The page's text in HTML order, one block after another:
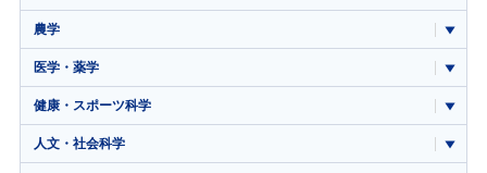
農学
医学・薬学
健康・スポーツ科学
人文・社会科学